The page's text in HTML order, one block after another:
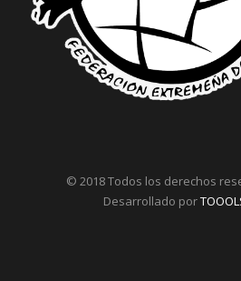
© 2018 Todos los derechos
Desarrollado por